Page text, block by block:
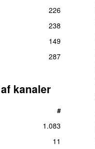
226
238
149
287
kanaler
#
1.083
11